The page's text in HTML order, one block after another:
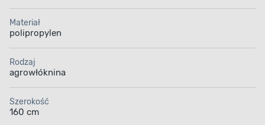
Materiał
polipropylen
Rodzaj
agrowłóknina
Szerokość
160 cm